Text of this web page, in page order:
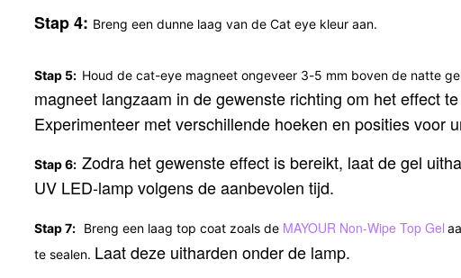
Stap 4: Breng een dunne laag van de Cat eye kleur aan.
Stap 5: Houd de cat-eye magneet ongeveer 3-5 mm boven de natte
magneet langzaam in de gewenste richting om het effect
Experimenteer met verschillende hoeken en posities voor
Stap 6: Zodra het gewenste effect is bereikt, laat de gel
UV LED-lamp volgens de aanbevolen tijd.
Stap 7: Breng een laag top coat zoals de MAYOUR Non-Wipe Top Gel
te sealen. Laat deze uitharden onder de lamp.